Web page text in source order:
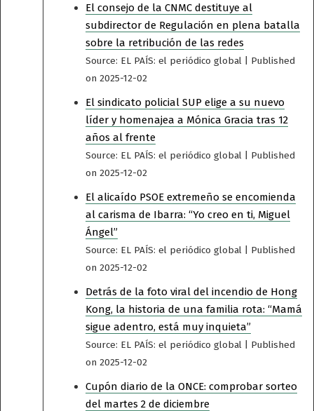
El consejo de la CNMC destituye al
subdirector de Regulación en plena batalla
sobre la retribución de las redes
Source: EL PAÍS: el periódico global
Published
on 2025-12-02
El sindicato policial SUP elige a su nuevo
líder y homenajea a Mónica Gracia tras 12
años al frente
Source: EL PAÍS: el periódico global
Published
on 2025-12-02
El alicaído PSOE extremeño se encomienda
al carisma de Ibarra: “Yo creo en ti, Miguel
Ángel”
Source: EL PAÍS: el periódico global
Published
on 2025-12-02
Detrás de la foto viral del incendio de Hong
Kong, la historia de una familia rota: “Mamá
sigue adentro, está muy inquieta”
Source: EL PAÍS: el periódico global
Published
on 2025-12-02
Cupón diario de la ONCE: comprobar sorteo
del martes 2 de diciembre